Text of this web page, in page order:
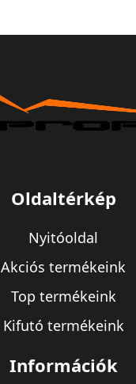
Oldaltérkép
Nyitóoldal
Akciós termékeink
Top termékeink
Kifutó termékeink
Információk